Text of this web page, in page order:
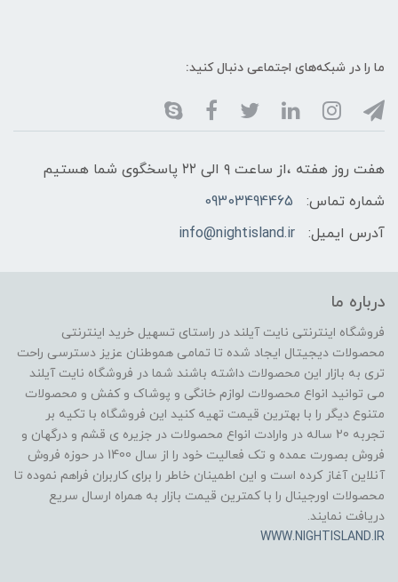
ما را در شبکه‌های اجتماعی دنبال کنید:
هفت روز هفته ،از ساعت ۹ الی ۲۲ پاسخگوی شما هستیم
شماره تماس:
09303494465
آدرس ایمیل:
info@nightisland.ir
درباره ما
فروشگاه اینترنتی نایت آیلند در راستای تسهیل خرید اینترنتی
محصولات دیجیتال ایجاد شده تا تمامی هموطنان عزیز دسترسی راحت
تری به بازار این محصولات داشته باشند شما در فروشگاه نایت آیلند
می توانید انواع محصولات لوازم خانگی و پوشاک و کفش و محصولات
متنوع دیگر را با بهترین قیمت تهیه کنید این فروشگاه با تکیه بر
تجربه 20 ساله در وارادت انواع محصولات در جزیره ی قشم و درگهان و
فروش بصورت عمده و تک فعالیت خود را از سال 1400 در حوزه فروش
آنلاین آغاز کرده است و این اطمینان خاطر را برای کاربران فراهم نموده تا
محصولات اورجینال را با کمترین قیمت بازار به همراه ارسال سریع
دریافت نمایند.
WWW.NIGHTISLAND.IR